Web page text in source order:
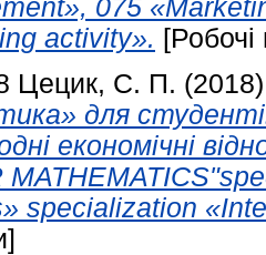
075
activity».
Цецик, С. П.
для
економічні
specialization